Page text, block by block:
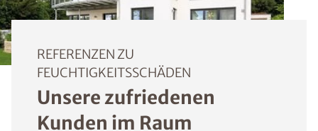
REFERENZEN ZU
FEUCHTIGKEITSSCHÄDEN
Unsere zufriedenen
Kunden im Raum